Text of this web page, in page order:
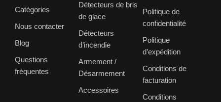
Catégories
Nous contacter
Blog
Questions
fréquentes
Détecteurs de bris
de glace
Détecteurs
d’incendie
Armement /
Désarmement
Accessoires
Politique de
confidentialité
Politique
d’expédition
Conditions de
facturation
Conditions